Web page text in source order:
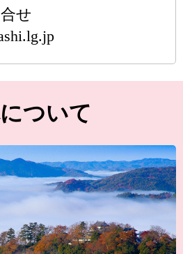
せ
ついて